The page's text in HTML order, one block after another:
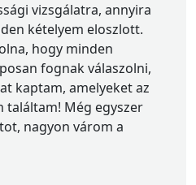
vizsgálatra, annyira
kételyem eloszlott.
hogy minden
fognak válaszolni,
kaptam, amelyeket az
találtam! Még egyszer
nagyon várom a